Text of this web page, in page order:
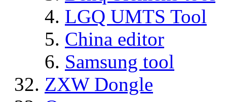
LGQ UMTS Tool
China editor
Samsung tool
ZXW Dongle